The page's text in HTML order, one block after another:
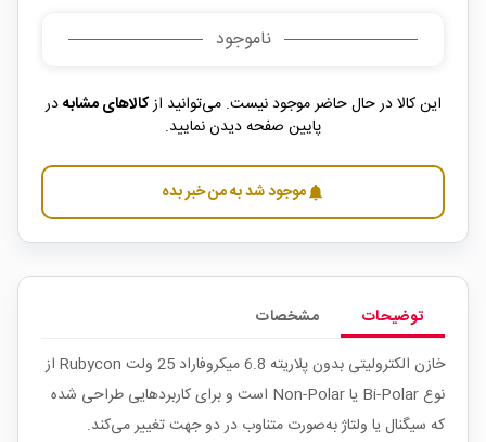
ناموجود
این کالا در حال حاضر موجود نیست. می‌توانید ازکالاهای مشابهدر
پایین صفحه دیدن نمایید.
notificationsموجود شد به من خبر بده
توضیحات
مشخصات
خازن الکترولیتی بدون پلاریته 6.8 میکروفاراد 25 ولت Rubycon از
نوع Bi-Polar یا Non-Polar است و برای کاربردهایی طراحی شده
که سیگنال یا ولتاژ به‌صورت متناوب در دو جهت تغییر می‌کند.